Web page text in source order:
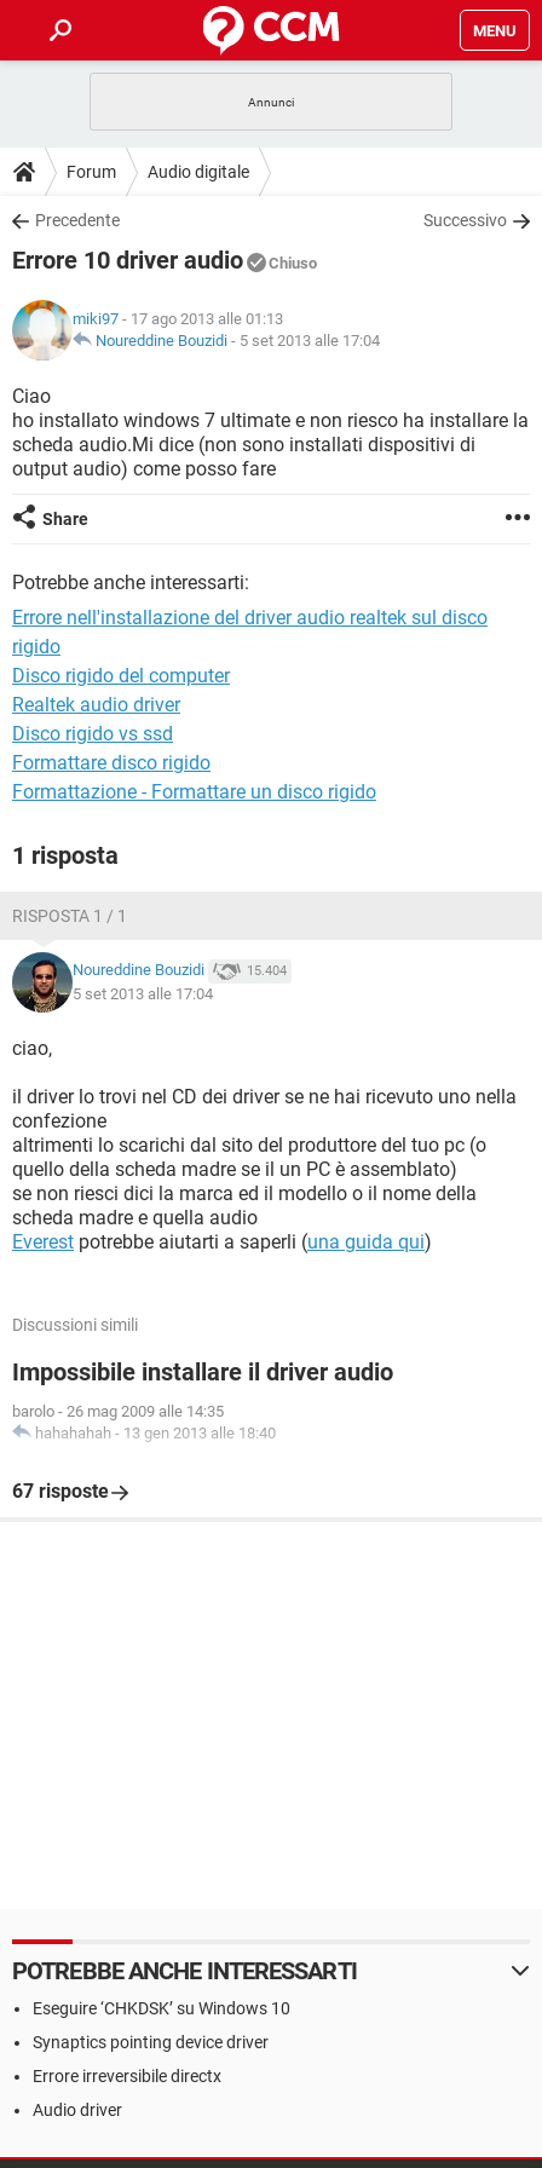
MENU
INTRATTENIMENTO
iOS
INSTAGRAM WHATSAPP
TIKTOK
HARDWARE
GUIDE
COVID-19
INSTAGRAM
TIKTOK
HARDWARE
DOWNLOAD
COVID-19 GAMING
INTRATTENIMENTO
iOS WINDOWS 10
INSTAGRAM
TIKTOK FACEBOOK
HARDWARE
COVID-19
INTRATTENIMENTO
iOS
INSTAGRAM WHATSAPP
HARDWARE
GLOSSARIO
COVID-19
INTRATTENIMENTO ANDROID
iOS
INSTAGRAM
HARDWARE
Forum Audio digitale
Precedente Successivo
Errore 10 driver audio Chiuso
miki97 - 17 ago 2013 alle 01:13
Noureddine Bouzidi - 5 set 2013 alle 17:04
Ciao
ho installato windows 7 ultimate e non riesco ha installare la
scheda audio.Mi dice (non sono installati dispositivi di
output audio) come posso fare
Share
Potrebbe anche interessarti:
Errore nell'installazione del driver audio realtek sul disco
rigido
Disco rigido del computer
Realtek audio driver
Disco rigido vs ssd
Formattare disco rigido
Formattazione - Formattare un disco rigido
1 risposta
RISPOSTA 1 / 1
Noureddine Bouzidi 15.404
5 set 2013 alle 17:04
ciao,
il driver lo trovi nel CD dei driver se ne hai ricevuto uno nella
confezione
altrimenti lo scarichi dal sito del produttore del tuo pc (o
quello della scheda madre se il un PC è assemblato)
se non riesci dici la marca ed il modello o il nome della
scheda madre e quella audio
Everest potrebbe aiutarti a saperli (una guida qui)
Discussioni simili
Impossibile installare il driver audio
barolo - 26 mag 2009 alle 14:35
hahahahah - 13 gen 2013 alle 18:40
67 risposte
POTREBBE ANCHE INTERESSARTI
Eseguire ‘CHKDSK’ su Windows 10
Synaptics pointing device driver
Errore irreversibile directx
Audio driver